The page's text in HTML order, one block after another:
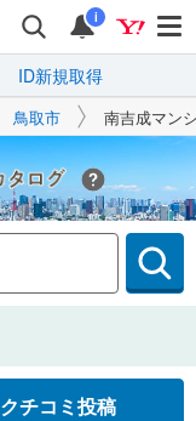
i
ID新規取得
鳥取市 南吉成マン
Yahoo!不動産
クチコミ投稿